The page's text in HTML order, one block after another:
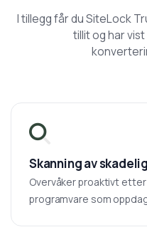
I tillegg får du SiteLock
tillit og har
Skanning av
Overvåker proaktivt
programvare som